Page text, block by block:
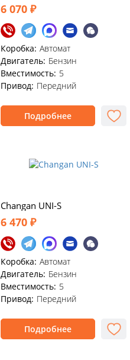
6 070 ₽
Коробка: Автомат
Двигатель: Бензин
Вместимость: 5
Привод: Передний
Подробнее
Changan UNI-S
6 470 ₽
Коробка: Автомат
Двигатель: Бензин
Вместимость: 5
Привод: Передний
Подробнее